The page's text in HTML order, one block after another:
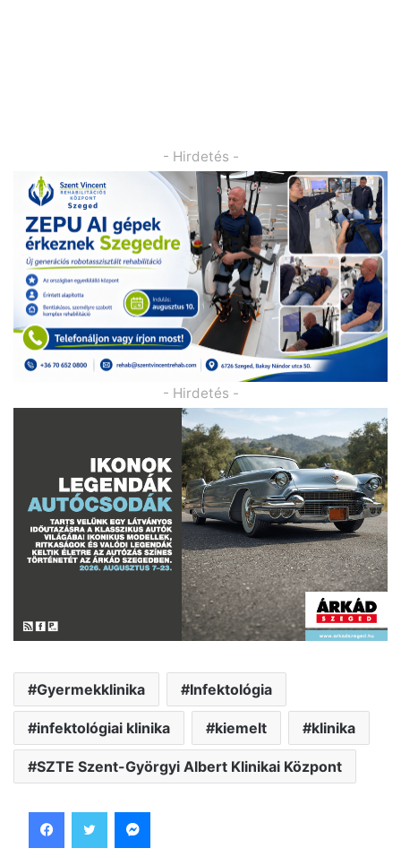
- Hirdetés -
- Hirdetés -
Gyermekklinika Infektológia
infektológiai klinika kiemelt klinika
SZTE Szent-Györgyi Albert Klinikai Központ